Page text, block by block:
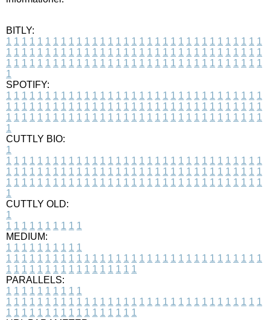
BITLY:
1 1 1 1 1 1 1 1 1 1 1 1 1 1 1 1 1 1 1 1 1 1 1 1 1 1 1 1 1 1 1 1 1
1 1 1 1 1 1 1 1 1 1 1 1 1 1 1 1 1 1 1 1 1 1 1 1 1 1 1 1 1 1 1 1 1
1 1 1 1 1 1 1 1 1 1 1 1 1 1 1 1 1 1 1 1 1 1 1 1 1 1 1 1 1 1 1 1 1
1
SPOTIFY:
1 1 1 1 1 1 1 1 1 1 1 1 1 1 1 1 1 1 1 1 1 1 1 1 1 1 1 1 1 1 1 1 1
1 1 1 1 1 1 1 1 1 1 1 1 1 1 1 1 1 1 1 1 1 1 1 1 1 1 1 1 1 1 1 1 1
1 1 1 1 1 1 1 1 1 1 1 1 1 1 1 1 1 1 1 1 1 1 1 1 1 1 1 1 1 1 1 1 1
1
CUTTLY BIO:
1
1 1 1 1 1 1 1 1 1 1 1 1 1 1 1 1 1 1 1 1 1 1 1 1 1 1 1 1 1 1 1 1 1
1 1 1 1 1 1 1 1 1 1 1 1 1 1 1 1 1 1 1 1 1 1 1 1 1 1 1 1 1 1 1 1 1
1 1 1 1 1 1 1 1 1 1 1 1 1 1 1 1 1 1 1 1 1 1 1 1 1 1 1 1 1 1 1 1 1
1
CUTTLY OLD:
1
1 1 1 1 1 1 1 1 1 1
MEDIUM:
1 1 1 1 1 1 1 1 1 1
1 1 1 1 1 1 1 1 1 1 1 1 1 1 1 1 1 1 1 1 1 1 1 1 1 1 1 1 1 1 1 1 1
1 1 1 1 1 1 1 1 1 1 1 1 1 1 1 1 1
PARALLELS:
1 1 1 1 1 1 1 1 1 1
1 1 1 1 1 1 1 1 1 1 1 1 1 1 1 1 1 1 1 1 1 1 1 1 1 1 1 1 1 1 1 1 1
1 1 1 1 1 1 1 1 1 1 1 1 1 1 1 1 1